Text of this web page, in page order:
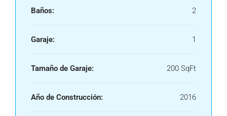
Baños: 2
Garaje: 1
Tamaño de Garaje: 200 SqFt
Año de Construcción: 2016